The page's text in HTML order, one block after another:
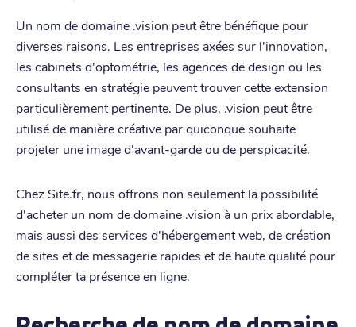
Un nom de domaine .vision peut être bénéfique pour
diverses raisons. Les entreprises axées sur l'innovation,
les cabinets d'optométrie, les agences de design ou les
consultants en stratégie peuvent trouver cette extension
particulièrement pertinente. De plus, .vision peut être
utilisé de manière créative par quiconque souhaite
projeter une image d'avant-garde ou de perspicacité.
Chez Site.fr, nous offrons non seulement la possibilité
d'acheter un nom de domaine .vision à un prix abordable,
mais aussi des services d'hébergement web, de création
de sites et de messagerie rapides et de haute qualité pour
compléter ta présence en ligne.